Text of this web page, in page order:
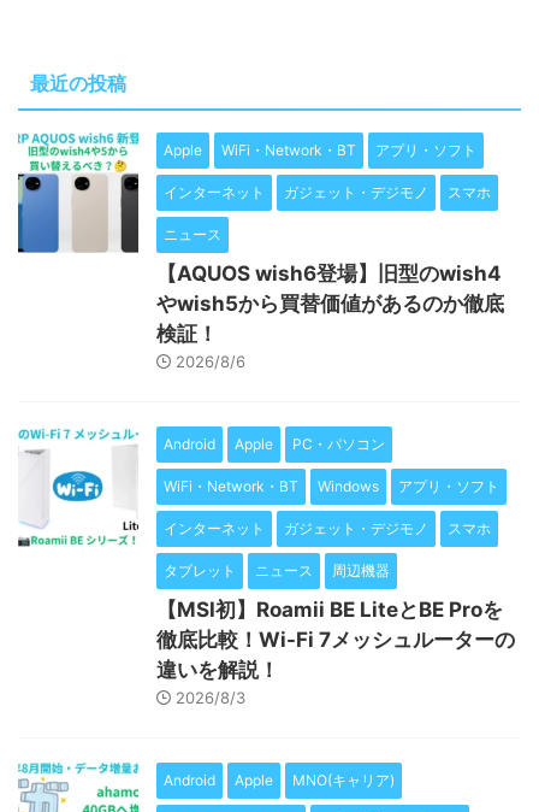
最近の投稿
Apple WiFi・Network・BT アプリ・ソフト
インターネット ガジェット・デジモノ スマホ
ニュース
【AQUOS wish6登場】旧型のwish4
やwish5から買替価値があるのか徹底
検証！
2026/8/6
Android Apple PC・パソコン
WiFi・Network・BT Windows アプリ・ソフト
インターネット ガジェット・デジモノ スマホ
タブレット ニュース 周辺機器
【MSI初】Roamii BE LiteとBE Proを
徹底比較！Wi-Fi 7メッシュルーターの
違いを解説！
2026/8/3
Android Apple MNO(キャリア)